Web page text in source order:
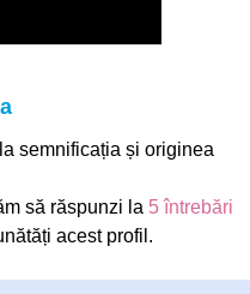
semnificația și originea
să răspunzi la 5 întrebări
acest profil.